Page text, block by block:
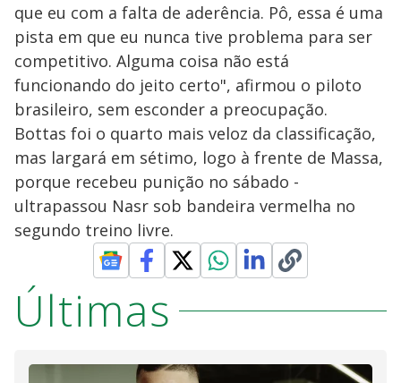
que eu com a falta de aderência. Pô, essa é uma
pista em que eu nunca tive problema para ser
competitivo. Alguma coisa não está
funcionando do jeito certo", afirmou o piloto
brasileiro, sem esconder a preocupação.
Bottas foi o quarto mais veloz da classificação,
mas largará em sétimo, logo à frente de Massa,
porque recebeu punição no sábado -
ultrapassou Nasr sob bandeira vermelha no
segundo treino livre.
Últimas